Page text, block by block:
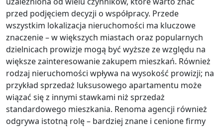
przed podjęciem decyzji o współpracy. Przede
wszystkim lokalizacja nieruchomości ma kluczowe
znaczenie – w większych miastach oraz popularnych
dzielnicach prowizje mogą być wyższe ze względu na
większe zainteresowanie zakupem mieszkań. Również
rodzaj nieruchomości wpływa na wysokość prowizji; na
przykład sprzedaż luksusowego apartamentu może
wiązać się z innymi stawkami niż sprzedaż
standardowego mieszkania. Renoma agencji również
odgrywa istotną rolę – bardziej znane i cenione firmy